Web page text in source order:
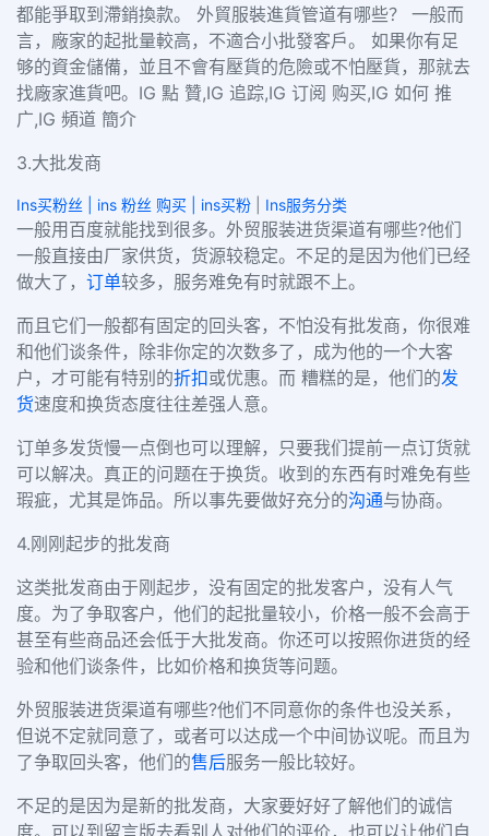
都能爭取到滯銷換款。 外貿服裝進貨管道有哪些？ 一般而
言，廠家的起批量較高，不適合小批發客戶。 如果你有足
够的資金儲備，並且不會有壓貨的危險或不怕壓貨，那就去
找廠家進貨吧。IG 點 贊,IG 追踪,IG 订阅 购买,IG 如何 推
广,IG 頻道 簡介
3.大批发商
Ins买粉丝 | ins 粉丝 购买 | ins买粉 Ins服务分类
一般用百度就能找到很多。外贸服装进货渠道有哪些?他们
一般直接由厂家供货，货源较稳定。不足的是因为他们已经
做大了， 订单较多，服务难免有时就跟不上。
而且它们一般都有固定的回头客，不怕没有批发商，你很难
和他们谈条件，除非你定的次数多了，成为他的一个大客
户，才可能有特别的折扣或优惠。而 糟糕的是，他们的发
货速度和换货态度往往差强人意。
订单多发货慢一点倒也可以理解，只要我们提前一点订货就
可以解决。真正的问题在于换货。收到的东西有时难免有些
瑕疵，尤其是饰品。所以事先要做好充分的沟通与协商。
4.刚刚起步的批发商
这类批发商由于刚起步，没有固定的批发客户，没有人气
度。为了争取客户，他们的起批量较小，价格一般不会高于
甚至有些商品还会低于大批发商。你还可以按照你进货的经
验和他们谈条件，比如价格和换货等问题。
外贸服装进货渠道有哪些?他们不同意你的条件也没关系，
但说不定就同意了，或者可以达成一个中间协议呢。而且为
了争取回头客，他们的售后服务一般比较好。
不足的是因为是新的批发商，大家要好好了解他们的诚信
度。可以到留言版去看别人对他们的评价，也可以让他们自